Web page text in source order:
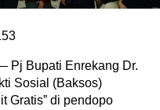
Pj Bupati Enrekang Dr.
Sosial (Baksos)
Gratis” di pendopo